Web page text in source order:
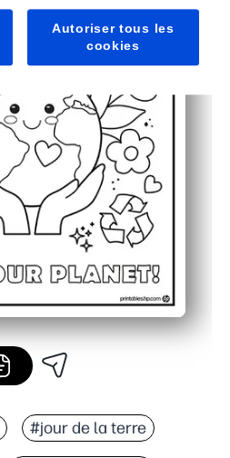
#jour de la terre
Autoriser tous les
cookies